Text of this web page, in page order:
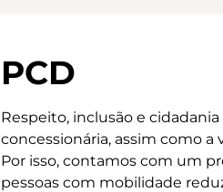
PCD
Respeito, inclusão e
concessionária, assim como
Por isso, contamos com um
pessoas com mobilidade